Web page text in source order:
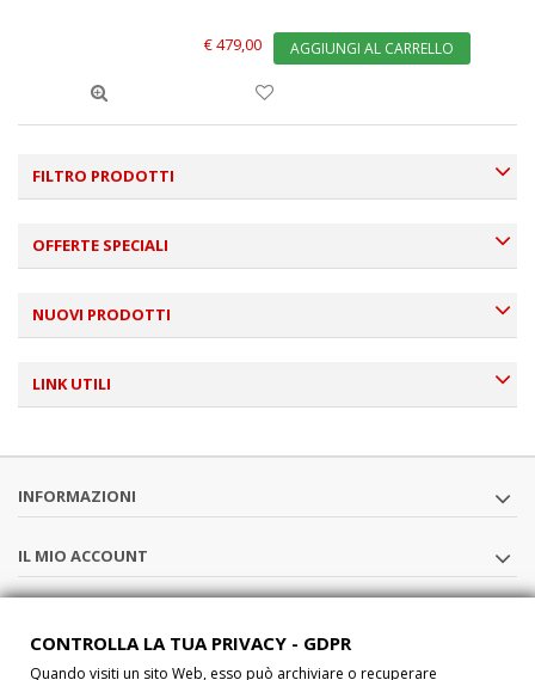
€ 479,00 AGGIUNGI AL CARRELLO
FILTRO PRODOTTI
OFFERTE SPECIALI
NUOVI PRODOTTI
LINK UTILI
INFORMAZIONI
IL MIO ACCOUNT
CHI SIAMO
CONTROLLA LA TUA PRIVACY - GDPR
Quando visiti un sito Web, esso può archiviare o recuperare